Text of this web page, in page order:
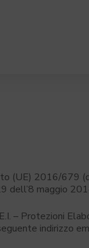
(UE) 2016/679
dell’8 maggio
– Protezioni
indirizzo